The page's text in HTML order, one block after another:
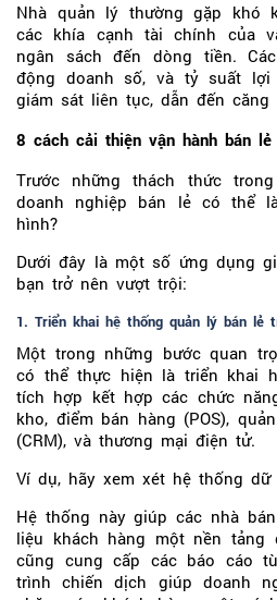
Nhà quản lý thường gặp khó
các khía cạnh tài chính của
ngân sách đến dòng tiền.
động doanh số, và tỷ suất
giám sát liên tục, dẫn đến
8 cách cải thiện vận hành bán lẻ
Trước những thách thức
doanh nghiệp bán lẻ có thể
hình?
Dưới đây là một số ứng dụng
bạn trở nên vượt trội:
1. Triển khai hệ thống quản lý bán lẻ
Một trong những bước quan
có thể thực hiện là triển khai
tích hợp kết hợp các chức
kho, điểm bán hàng (POS),
(CRM), và thương mại điện tử.
Ví dụ, hãy xem xét hệ thống dữ
Hệ thống này giúp các nhà
liệu khách hàng một nền tảng
cũng cung cấp các báo cáo
trình chiến dịch giúp doanh